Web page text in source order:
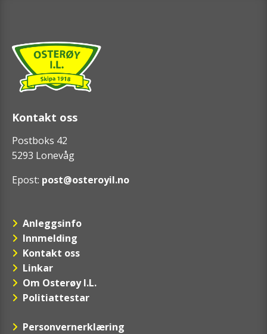
Kontakt oss
Postboks 42
5293 Lonevåg
Epost: post@osteroyil.no
Anleggsinfo
Innmelding
Kontakt oss
Linkar
Om Osterøy I.L.
Politiattestar
Personvernerklæring